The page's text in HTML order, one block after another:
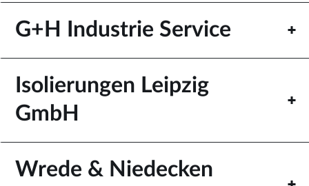
G+H Industrie Service
Isolierungen Leipzig
GmbH
Wrede & Niedecken